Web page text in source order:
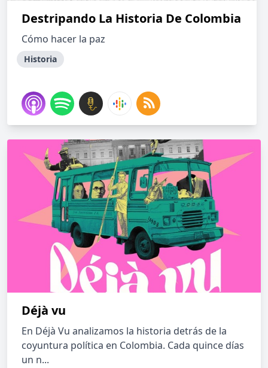
Destripando La Historia De Colombia
Cómo hacer la paz
Historia
Déjà vu
En Déjà Vu analizamos la historia detrás de la
coyuntura política en Colombia. Cada quince días
un n...